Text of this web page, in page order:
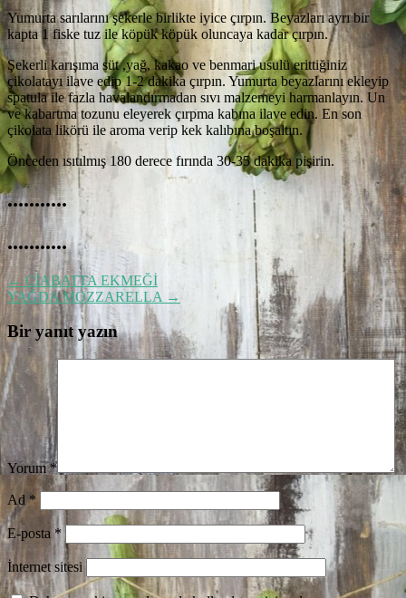
Yumurta sarılarını şekerle birlikte iyice çırpın. Beyazları ayrı bir
kapta 1 fiske tuz ile köpük köpük oluncaya kadar çırpın.
Şekerli karışıma süt ,yağ, kakao ve benmari usulü erittiğiniz
çikolatayı ilave edip 1-2 dakika çırpın. Yumurta beyazlarını ekleyip
spatula ile fazla havalandırmadan sıvı malzemeyi harmanlayın. Un
ve kabartma tozunu eleyerek çırpma kabına ilave edin. En son
çikolata likörü ile aroma verip kek kalıbına boşaltın.
Önceden ısıtılmış 180 derece fırında 30-35 dakika pişirin.
...........
...........
← CİABATTA EKMEĞİ
YAĞDA MOZZARELLA →
Bir yanıt yazın
Yorum*
Ad*
E-posta*
İnternet sitesi